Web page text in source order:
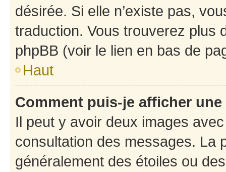
désirée. Si elle n’existe pas,
traduction. Vous trouverez plus
phpBB (voir le lien en bas de
Haut
Comment puis-je afficher
Il peut y avoir deux images
consultation des messages. La
généralement des étoiles ou